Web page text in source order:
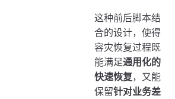
这种前后脚本结
合的设计，使得
容灾恢复过程既
能满足通用化的
快速恢复，又能
保留针对业务差